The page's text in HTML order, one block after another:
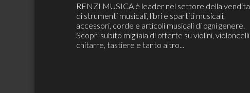
RENZI MUSICA è leader nel settore della vendita
di strumenti musicali, libri e spartiti musicali,
accessori, corde e articoli musicali di ogni genere.
Scopri subito migliaia di offerte su violini, violoncelli,
chitarre, tastiere e tanto altro...